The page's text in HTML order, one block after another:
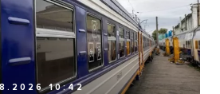
10:42